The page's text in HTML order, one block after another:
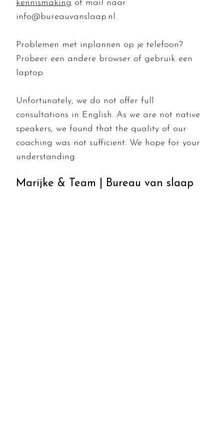
kennismaking of mail naar
info@bureauvanslaap.nl.
Problemen met inplannen op je telefoon?
Probeer een andere browser of gebruik een
laptop.
Unfortunately, we do not offer full
consultations in English. As we are not native
speakers, we found that the quality of our
coaching was not sufficient. We hope for your
understanding.
Marijke & Team | Bureau van slaap